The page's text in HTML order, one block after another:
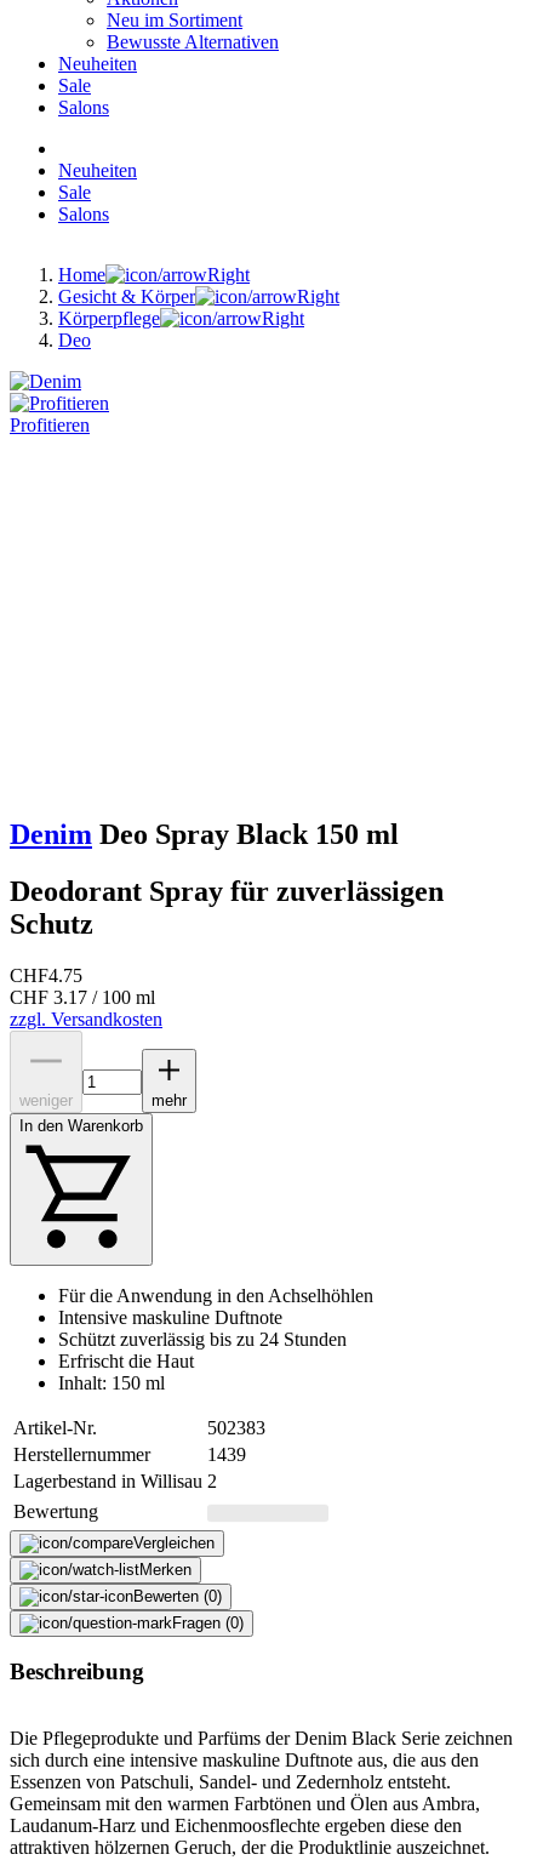
Neu im Sortiment
Bewusste Alternativen
Neuheiten
Sale
Salons
Neuheiten
Sale
Salons
Home
Gesicht & Körper
Körperpflege
Deo
Profitieren
Denim Deo Spray Black 150 ml
Deodorant Spray für zuverlässigen
Schutz
CHF4.75
CHF 3.17 / 100 ml
zzgl. Versandkosten
weniger
mehr
In den Warenkorb
Für die Anwendung in den Achselhöhlen
Intensive maskuline Duftnote
Schützt zuverlässig bis zu 24 Stunden
Erfrischt die Haut
Inhalt: 150 ml
Artikel-Nr.
502383
Herstellernummer
1439
Lagerbestand in Willisau 2
Bewertung
Vergleichen
Merken
Bewerten (0)
Fragen (0)
Beschreibung
Die Pflegeprodukte und Parfüms der Denim Black Serie zeichnen
sich durch eine intensive maskuline Duftnote aus, die aus den
Essenzen von Patschuli, Sandel- und Zedernholz entsteht.
Gemeinsam mit den warmen Farbtönen und Ölen aus Ambra,
Laudanum-Harz und Eichenmoosflechte ergeben diese den
attraktiven hölzernen Geruch, der die Produktlinie auszeichnet.